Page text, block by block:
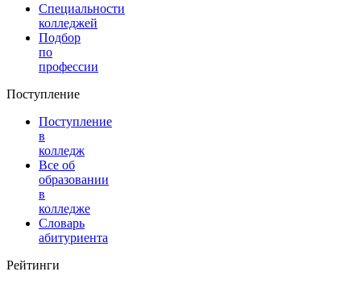
Специальности
колледжей
Подбор
по
профессии
Поступление
Поступление
в
колледж
Все об
образовании
в
колледже
Словарь
абитуриента
Рейтинги